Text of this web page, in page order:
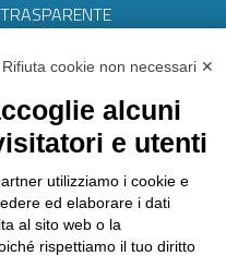
di commercio Torino
10127 Torino
011 6700100
to.camcom.it
Rifiuta cookie non necessari ✕
alcuni
e utenti
utilizziamo i cookie e
ed elaborare i dati
al sito web o la
rispettiamo il tuo diritto